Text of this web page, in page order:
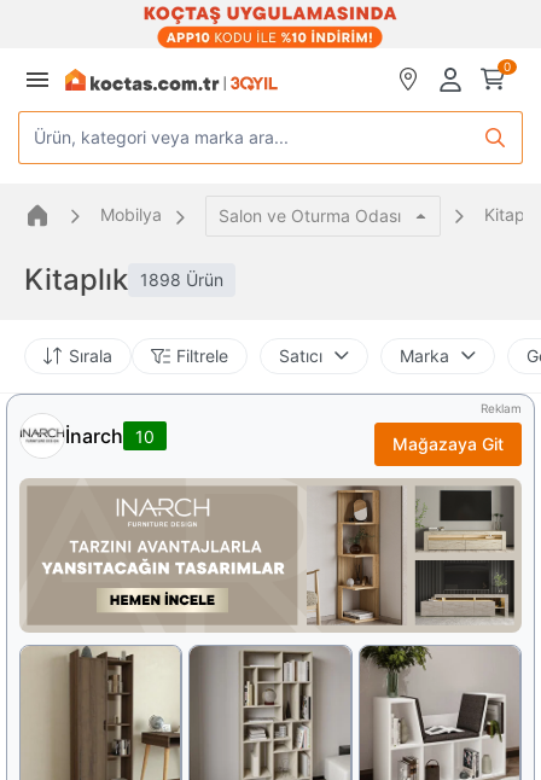
0
Ürün, kategori veya marka ara...
Mobilya Salon ve Oturma Odası Kitaplık
Kitaplık 1898 Ürün
Sırala Filtrele Satıcı Marka
İnarch 10
Reklam
Mağazaya Git